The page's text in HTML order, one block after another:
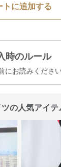
トに追加する
時のルール
にお読みください
の人気アイテ